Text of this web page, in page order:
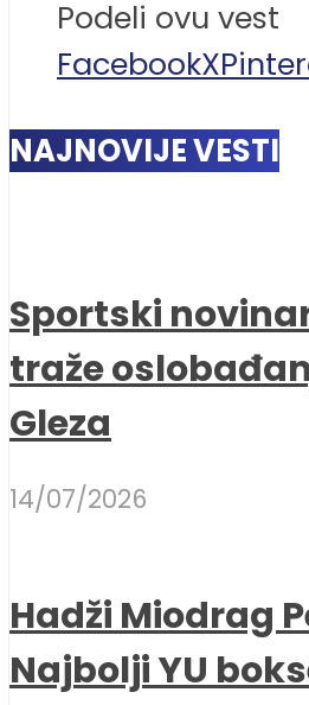
Podeli ovu vest
FacebookX
NAJNOVIJE VESTI
Sportski
traže
Gleza
14/07/2026
Hadži Miodrag
Najbolji YU